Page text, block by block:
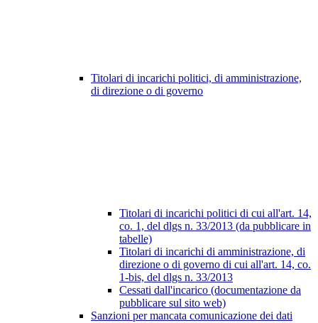
Titolari di incarichi politici, di amministrazione,
di direzione o di governo
Titolari di incarichi politici di cui all'art. 14,
co. 1, del dlgs n. 33/2013 (da pubblicare in
tabelle)
Titolari di incarichi di amministrazione, di
direzione o di governo di cui all'art. 14, co.
1-bis, del dlgs n. 33/2013
Cessati dall'incarico (documentazione da
pubblicare sul sito web)
Sanzioni per mancata comunicazione dei dati